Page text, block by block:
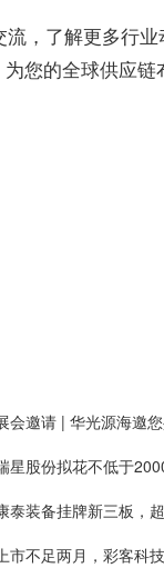
流，了解更多行
您的全球供应链
泰装备挂牌新三板，